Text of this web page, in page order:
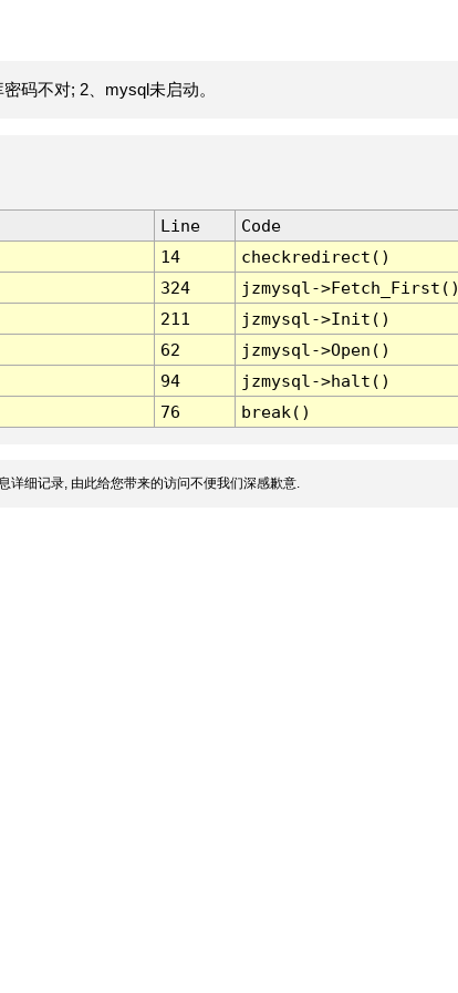
码不对; 2、mysql未启动。
Line
Code
14
checkredirect()
324
jzmysql-
211
jzmysql->Init()
62
jzmysql->Open()
94
jzmysql->halt()
76 break()
详细记录, 由此给您带来的访问不便我们深感歉意.